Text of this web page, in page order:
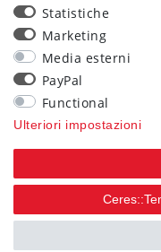
Statistiche
Marketing
Media esterni
PayPal
Functional
Ulteriori impostazioni
Confermo di aver letto la
90
trees were